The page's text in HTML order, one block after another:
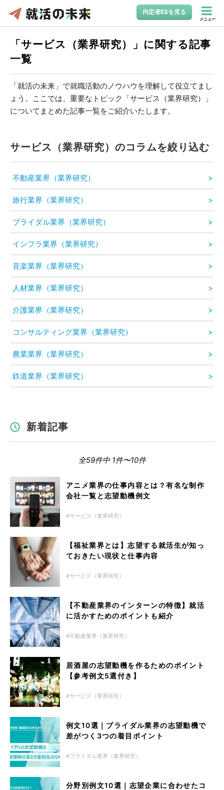
内定者ESを見る
メニュー
「サービス（業界研究）」に関する記事
一覧
「就活の未来」で就職活動のノウハウを理解して役立てまし
ょう。ここでは、重要なトピック「サービス（業界研究）」
についてまとめた記事一覧をご紹介いたします。
サービス（業界研究）のコラムを絞り込む
不動産業界（業界研究）
旅行業界（業界研究）
ブライダル業界（業界研究）
インフラ業界（業界研究）
音楽業界（業界研究）
人材業界（業界研究）
介護業界（業界研究）
コンサルティング業界（業界研究）
農業業界（業界研究）
鉄道業界（業界研究）
新着記事
全59件中 1件〜10件
アニメ業界の仕事内容とは？有名な制作
会社一覧と志望動機例文
サービス（業界研究）
【福祉業界とは】志望する就活生が知っ
ておきたい現状と仕事内容
サービス（業界研究）
【不動産業界のインターンの特徴】就活
に活かすためのポイントも紹介
不動産業界（業界研究）
居酒屋の志望動機を作るためのポイント
【参考例文5選付き】
サービス（業界研究）
例文10選｜ブライダル業界の志望動機で
差がつく3つの着目ポイント
ブライダル業界（業界研究）
分野別例文10選｜志望企業に合わせたコ